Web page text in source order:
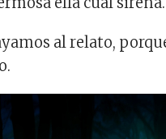
al relato,